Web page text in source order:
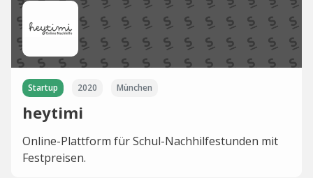
Startup 2020 München
heytimi
Online-Plattform für Schul-Nachhilfestunden mit
Festpreisen.